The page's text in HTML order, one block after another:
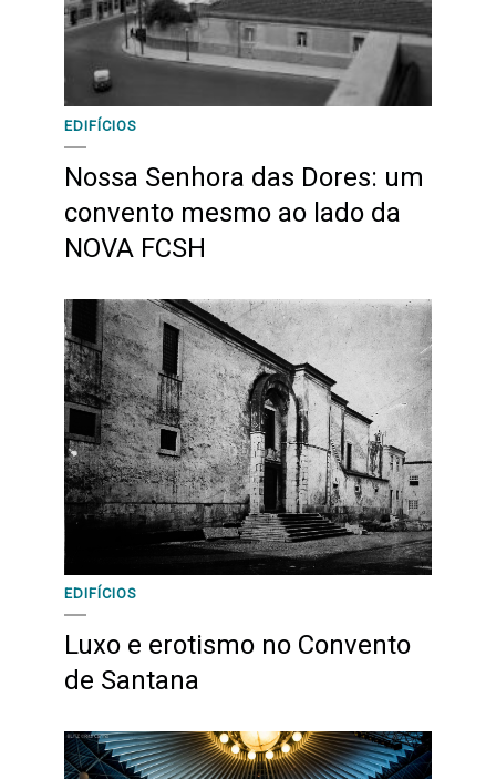
EDIFÍCIOS
Nossa Senhora das Dores: um
convento mesmo ao lado da
NOVA FCSH
EDIFÍCIOS
Luxo e erotismo no Convento
de Santana